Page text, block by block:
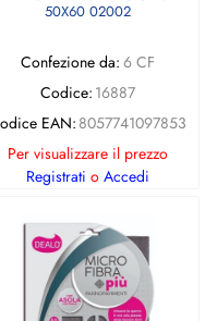
50X60 02002
Confezione da: 6 CF
Codice: 16887
EAN: 8057741097853
Per visualizzare il prezzo
Registrati o Accedi